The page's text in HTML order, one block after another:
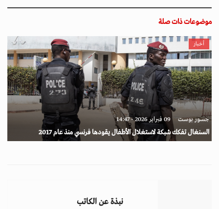
موضوعات ذات صلة
أخبار
جسور بوست 09 فبراير 2026 - 14:47
السنغال تفكك شبكة لاستغلال الأطفال يقودها فرنسي منذ عام 2017
نبذة عن الكاتب